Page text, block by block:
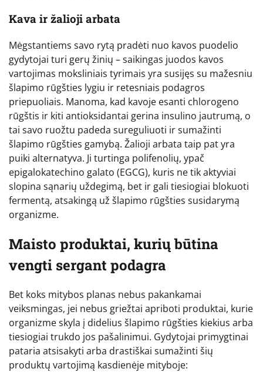
Kava ir žalioji arbata
Mėgstantiems savo rytą pradėti nuo kavos puodelio
gydytojai turi gerų žinių – saikingas juodos kavos
vartojimas moksliniais tyrimais yra susijęs su mažesniu
šlapimo rūgšties lygiu ir retesniais podagros
priepuoliais. Manoma, kad kavoje esanti chlorogeno
rūgštis ir kiti antioksidantai gerina insulino jautrumą, o
tai savo ruožtu padeda sureguliuoti ir sumažinti
šlapimo rūgšties gamybą. Žalioji arbata taip pat yra
puiki alternatyva. Ji turtinga polifenolių, ypač
epigalokatechino galato (EGCG), kuris ne tik aktyviai
slopina sąnarių uždegimą, bet ir gali tiesiogiai blokuoti
fermentą, atsakingą už šlapimo rūgšties susidarymą
organizme.
Maisto produktai, kurių būtina
vengti sergant podagra
Bet koks mitybos planas nebus pakankamai
veiksmingas, jei nebus griežtai apriboti produktai, kurie
organizme skyla į didelius šlapimo rūgšties kiekius arba
tiesiogiai trukdo jos pašalinimui. Gydytojai primygtinai
pataria atsisakyti arba drastiškai sumažinti šių
produktų vartojimą kasdienėje mityboje: